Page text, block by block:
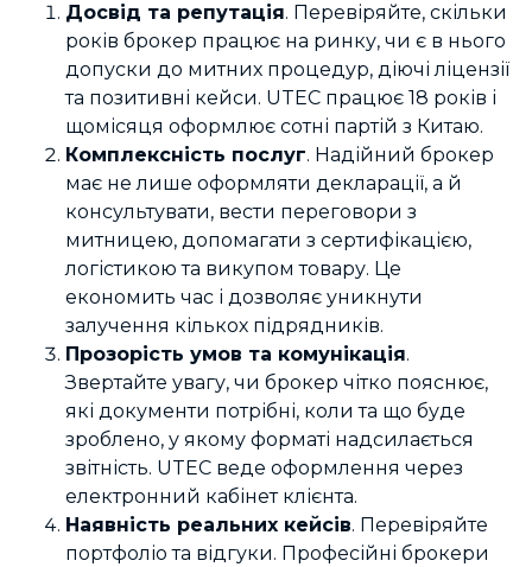
Досвід та репутація. Перевіряйте, скільки
років брокер працює на ринку, чи є в нього
допуски до митних процедур, діючі ліцензії
та позитивні кейси. UTEC працює 18 років і
щомісяця оформлює сотні партій з Китаю.
Комплексність послуг. Надійний брокер
має не лише оформляти декларації, а й
консультувати, вести переговори з
митницею, допомагати з сертифікацією,
логістикою та викупом товару. Це
економить час і дозволяє уникнути
залучення кількох підрядників.
Прозорість умов та комунікація.
Звертайте увагу, чи брокер чітко пояснює,
які документи потрібні, коли та що буде
зроблено, у якому форматі надсилається
звітність. UTEC веде оформлення через
електронний кабінет клієнта.
Наявність реальних кейсів. Перевіряйте
портфоліо та відгуки. Професійні брокери